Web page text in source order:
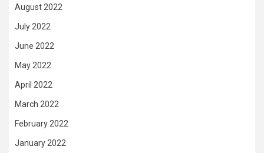
August 2022
July 2022
June 2022
May 2022
April 2022
March 2022
February 2022
January 2022